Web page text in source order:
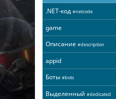
.NET-код #netcode
game
Описание #description
appid
Боты #bots
Выделенный #dedicated